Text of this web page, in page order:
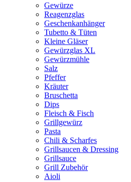
Gewürze
Reagenzglas
Geschenkanhänger
Tubetto & Tüten
Kleine Gläser
Gewürzglas XL
Gewürzmühle
Salz
Pfeffer
Kräuter
Bruschetta
Dips
Fleisch & Fisch
Grillgewürz
Pasta
Chili & Scharfes
Grillsaucen & Dressing
Grillsauce
Grill Zubehör
Aioli